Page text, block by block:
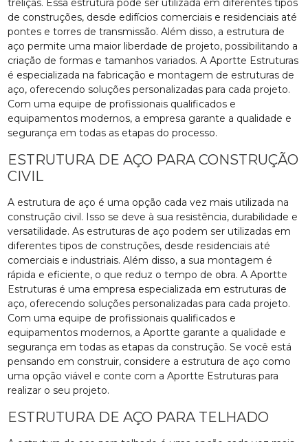
treliças. Essa estrutura pode ser utilizada em diferentes tipos
de construções, desde edifícios comerciais e residenciais até
pontes e torres de transmissão. Além disso, a estrutura de
aço permite uma maior liberdade de projeto, possibilitando a
criação de formas e tamanhos variados. A Aportte Estruturas
é especializada na fabricação e montagem de estruturas de
aço, oferecendo soluções personalizadas para cada projeto.
Com uma equipe de profissionais qualificados e
equipamentos modernos, a empresa garante a qualidade e
segurança em todas as etapas do processo.
ESTRUTURA DE AÇO PARA CONSTRUÇÃO
CIVIL
A estrutura de aço é uma opção cada vez mais utilizada na
construção civil. Isso se deve à sua resistência, durabilidade e
versatilidade. As estruturas de aço podem ser utilizadas em
diferentes tipos de construções, desde residenciais até
comerciais e industriais. Além disso, a sua montagem é
rápida e eficiente, o que reduz o tempo de obra. A Aportte
Estruturas é uma empresa especializada em estruturas de
aço, oferecendo soluções personalizadas para cada projeto.
Com uma equipe de profissionais qualificados e
equipamentos modernos, a Aportte garante a qualidade e
segurança em todas as etapas da construção. Se você está
pensando em construir, considere a estrutura de aço como
uma opção viável e conte com a Aportte Estruturas para
realizar o seu projeto.
ESTRUTURA DE AÇO PARA TELHADO